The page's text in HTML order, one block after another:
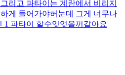
리고 파타이는 계란에서 비리지
게 들어가야허눈데 그게 너무나
1 파타이 할수잇엇을꺼같아요